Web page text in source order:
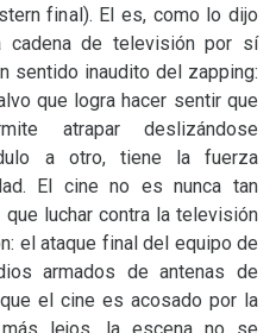
final). El es, como lo dijo
cadena de televisión por sí
sentido inaudito del zapping:
que logra hacer sentir que
atrapar deslizándose
a otro, tiene la fuerza
El cine no es nunca tan
luchar contra la televisión
el ataque final del equipo de
armados de antenas de
el cine es acosado por la